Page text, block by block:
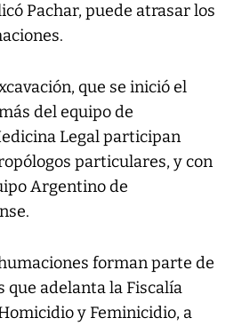
Pachar, puede atrasar los
que se inició el
del equipo de
Legal participan
particulares, y con
Argentino de
forman parte de
que adelanta la Fiscalía
y Feminicidio, a